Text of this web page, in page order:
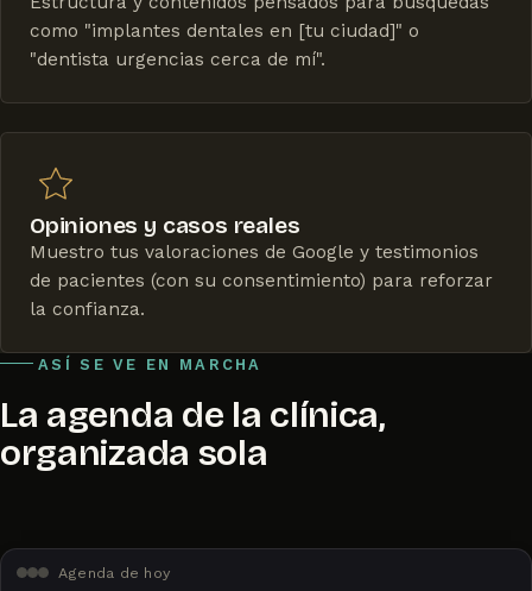
como "implantes dentales en [tu ciudad]" o
"dentista urgencias cerca de mí".
Opiniones y casos reales
Muestro tus valoraciones de Google y testimonios
de pacientes (con su consentimiento) para reforzar
la confianza.
ASÍ SE VE EN MARCHA
La agenda de la clínica,
organizada sola
Agenda de hoy